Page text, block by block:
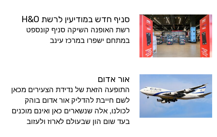
סניף חדש במודיעין לרשת H&O
רשת האופנה השיקה סניף קונספט
במתחם ישפרו במרכז עינב
אור אדום
התופעה הזאת של נדידת הצעירים מכאן
לשם חייבת להדליק אור אדום בוהק
לכולנו, אלה שנשארים כאן ואינם מוכנים
בעד שום הון שבעולם לארוז ולעזוב